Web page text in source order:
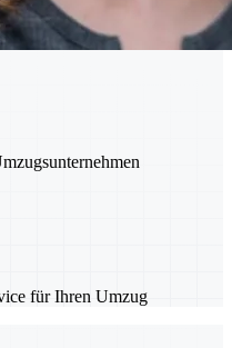
für Ihren Umzug